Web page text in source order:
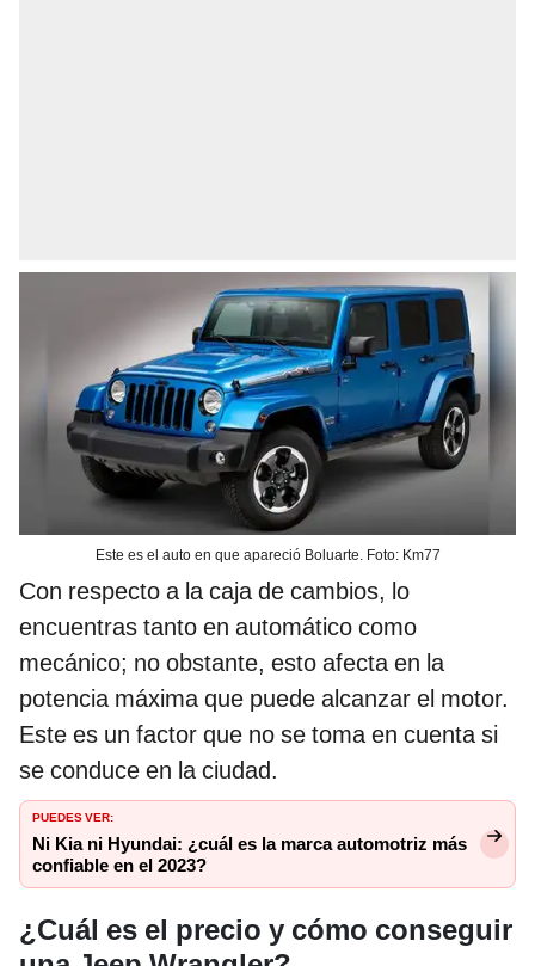
Este es el auto en que apareció Boluarte. Foto: Km77
Con respecto a la caja de cambios, lo
encuentras tanto en automático como
mecánico; no obstante, esto afecta en la
potencia máxima que puede alcanzar el motor.
Este es un factor que no se toma en cuenta si
se conduce en la ciudad.
PUEDES VER:
Ni Kia ni Hyundai: ¿cuál es la marca automotriz más
confiable en el 2023?
¿Cuál es el precio y cómo conseguir